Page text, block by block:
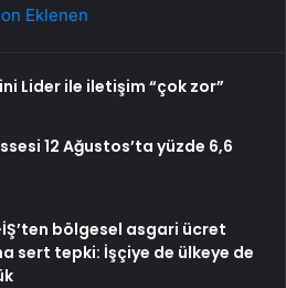
Eklenen
Lider ile iletişim “çok zor”
12 Ağustos’ta yüzde 6,6
İŞ’ten bölgesel asgari ücret
sert tepki: İşçiye de ülkeye de